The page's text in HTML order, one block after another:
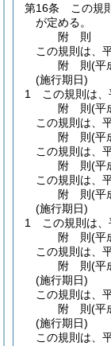
第16条
この規
が定める。
附 則
この規則は、
附 則(平
(施行期日)
1
この規則は
附 則(平
この規則は、
附 則(平
この規則は、
附 則(平
この規則は、
附 則(平
(施行期日)
1
この規則は
附 則(平
この規則は、
附 則(平
(施行期日)
この規則は、
附 則(平
(施行期日)
この規則は、